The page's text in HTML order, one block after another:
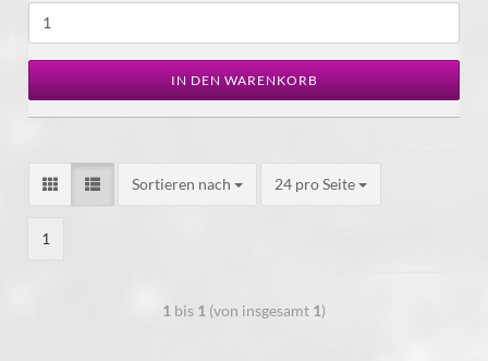
IN DEN WARENKORB
Sortieren nach 24 pro Seite
1
1 bis 1 (von insgesamt 1)